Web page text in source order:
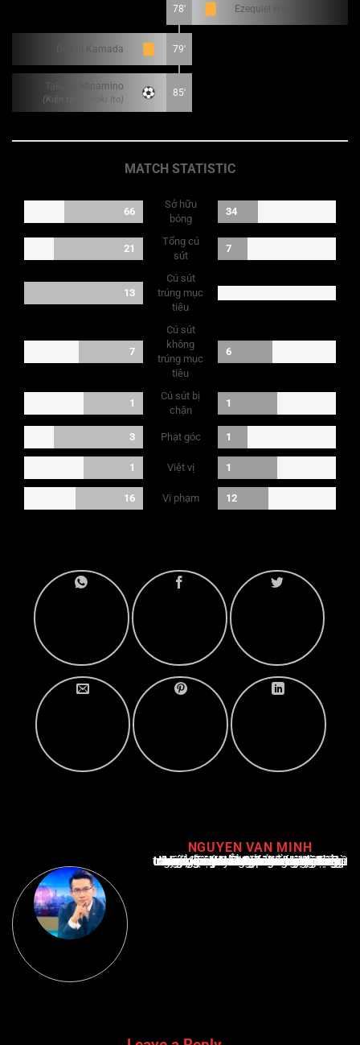
78' Ezequiel Ham
Daichi Kamada 79'
Takumi Minamino
(Kiến tạo: Hiroki Ito)
85'
MATCH STATISTIC
66
Sở hữu
bóng
34
21
Tổng cú
sút
7
13
Cú sút
trúng mục
tiêu
7
Cú sút
không
trúng mục
tiêu
6
1
Cú sút bị
chặn
1
3 Phạt góc 1
1 Việt vị 1
16 Vi phạm 12
NGUYEN VAN MINH
Nguyễn Văn Minh là một trong những chuyên gia hàng đầu về báo cáo tin tức thể thao tại Việt Nam, với hơn 10 năm hoạt động trong ngành. Ông có kiến thức sâu rộng và kinh nghiệm đáng kể trong việc phân tích và báo cáo về các sự kiện thể thao hàng đầu. Sự hiểu biết sâu sắc của ông về ngành này đã giúp ông xây dựng uy tín và danh tiếng trong cộng đồng báo chí thể thao.